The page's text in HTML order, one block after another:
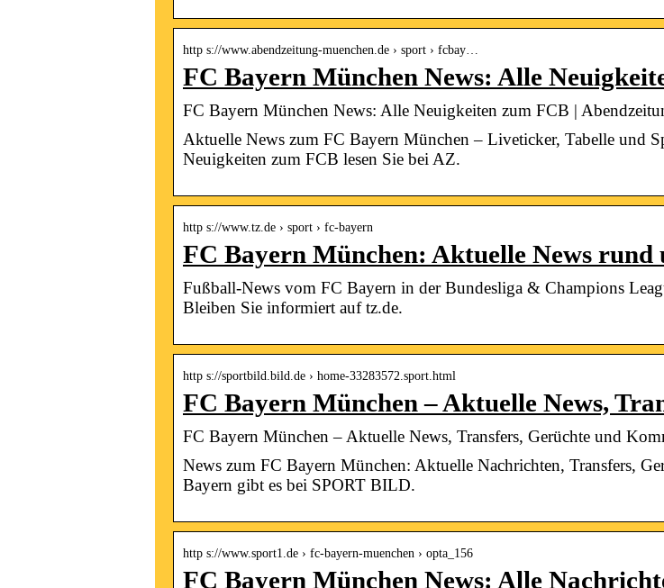
http s://www.abendzeitung-muenchen.de › sport › fcbay…
FC Bayern München News: Alle
FC Bayern München News: Alle Neuigkeiten zum FCB |
Aktuelle News zum FC Bayern München – Liveticker, Tabelle und
Neuigkeiten zum FCB lesen Sie bei AZ.
http s://www.tz.de › sport › fc-bayern
FC Bayern München: Aktuelle News rund
Fußball-News vom FC Bayern in der Bundesliga & Champions
Bleiben Sie informiert auf tz.de.
http s://sportbild.bild.de › home-33283572.sport.html
FC Bayern München – Aktuelle News,
FC Bayern München – Aktuelle News, Transfers, Gerüchte und
News zum FC Bayern München: Aktuelle Nachrichten, Transfers,
Bayern gibt es bei SPORT BILD.
http s://www.sport1.de › fc-bayern-muenchen › opta_156
FC Bayern München News: Alle